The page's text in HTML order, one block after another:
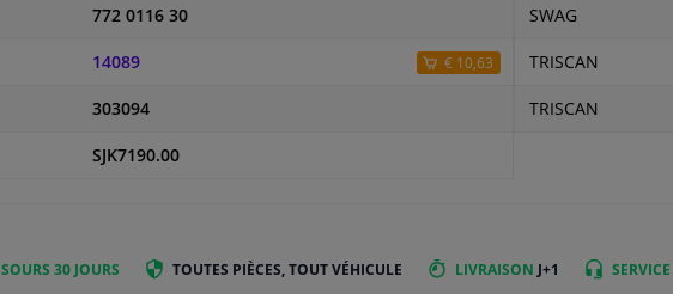
772 0116 30
14089 € 10,63
303094
SJK7190.00
SWAG
TRISCAN
TRISCAN
SOURS 30 JOURS TOUTES PIÈCES, TOUT VÉHICULE LIVRAISON J+1 SERVICE